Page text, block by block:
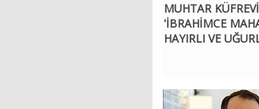
MUHTAR
'İBRAHİMCE
HAYIRLI VE